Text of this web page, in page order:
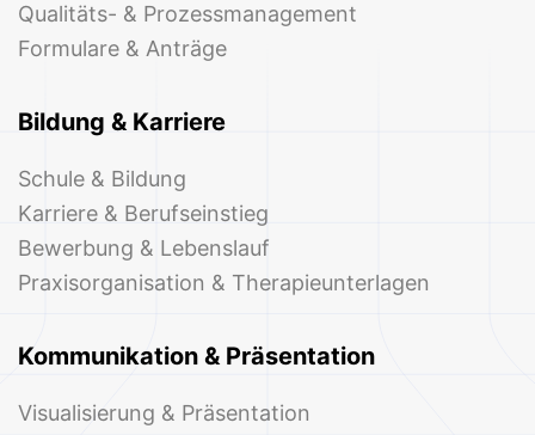
Qualitäts- & Prozessmanagement
Formulare & Anträge
Bildung & Karriere
Schule & Bildung
Karriere & Berufseinstieg
Bewerbung & Lebenslauf
Praxisorganisation & Therapieunterlagen
Kommunikation & Präsentation
Visualisierung & Präsentation